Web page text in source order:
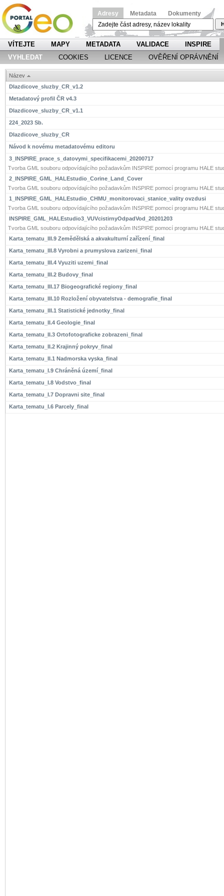
Adresy Metadata Dokumenty
VÍTEJTE MAPY METADATA VALIDACE
INSPIRE
VYHLEDAT
COOKIES LICENCE OVĚŘENÍ OPRÁVNĚNÍ
Název
Dlazdicove_sluzby_CR_v1.2
Metadatový profil ČR v4.3
Dlazdicove_sluzby_CR_v1.1
224_2023 Sb.
Dlazdicove_sluzby_CR
Návod k novému metadatovému editoru
3_INSPIRE_prace_s_datovymi_specifikacemi_20200717
Tvorba GML souboru odpovídajícího požadavkům INSPIRE pomocí programu HALE
2_INSPIRE_GML_HALEstudio_Corine_Land_Cover
Tvorba GML souboru odpovídajícího požadavkům INSPIRE pomocí programu HALE
1_INSPIRE_GML_HALEstudio_CHMU_monitorovaci_stanice_vality ovzdusi
Tvorba GML souboru odpovídajícího požadavkům INSPIRE pomocí programu HALE
INSPIRE_GML_HALEstudio3_VUVcistirnyOdpadVod_20201203
Tvorba GML souboru odpovídajícího požadavkům INSPIRE pomocí programu HALE
Karta_tematu_III.9 Zemědělská a akvakulturní zařízení_final
Karta_tematu_III.8 Vyrobni a prumyslova zarizeni_final
Karta_tematu_III.4 Vyuziti uzemi_final
Karta_tematu_III.2 Budovy_final
Karta_tematu_III.17 Biogeografické regiony_final
Karta_tematu_III.10 Rozložení obyvatelstva - demografie_final
Karta_tematu_III.1 Statistické jednotky_final
Karta_tematu_II.4 Geologie_final
Karta_tematu_II.3 Ortofotograficke zobrazeni_final
Karta_tematu_II.2 Krajinný pokryv_final
Karta_tematu_II.1 Nadmorska vyska_final
Karta_tematu_I.9 Chráněná území_final
Karta_tematu_I.8 Vodstvo_final
Karta_tematu_I.7 Dopravni site_final
Karta_tematu_I.6 Parcely_final